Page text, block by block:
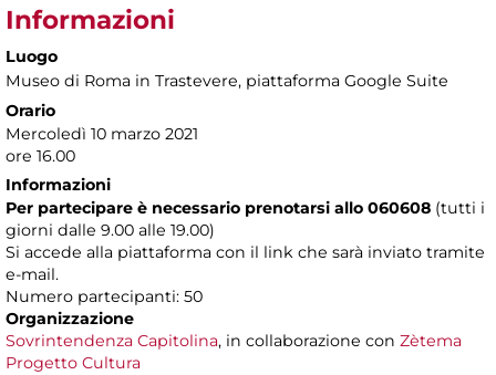
Informazioni
Luogo
Museo di Roma in Trastevere, piattaforma Google Suite
Orario
Mercoledì 10 marzo 2021
ore 16.00
Informazioni
Per partecipare è necessario prenotarsi allo 060608 (tutti i
giorni dalle 9.00 alle 19.00)
Si accede alla piattaforma con il link che sarà inviato tramite
e-mail.
Numero partecipanti: 50
Organizzazione
Sovrintendenza Capitolina, in collaborazione con Zètema
Progetto Cultura